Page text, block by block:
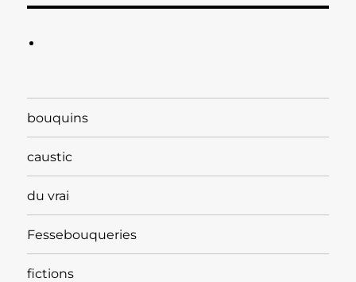
bouquins
caustic
du vrai
Fessebouqueries
fictions